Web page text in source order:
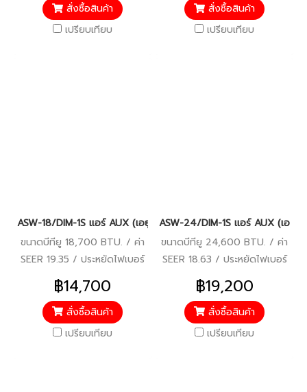
อื่นๆ 5 ปี / ราคารวมติดตั้ง
แล้ว*
สั่งซื้อสินค้า
เปรียบเทียบ
อื่นๆ 5 ปี / ราคารวมติดตั้ง
แล้ว*
สั่งซื้อสินค้า
เปรียบเทียบ
ASW-18/DIM-1S แอร์ AUX (เอยูเอ็กซ์) อินเวอร์เตอร์ น้ำยา R32
ขนาดบีทียู 18,700 BTU. / ค่า
SEER 19.35 / ประหยัดไฟเบอร์
5 (1 ดาว) / รับประกัน
คอมเพรสเซอร์ 10 ปี / อะไหล่
อื่นๆ 5 ปี / ราคารวมติดตั้ง
แล้ว*
฿14,700
สั่งซื้อสินค้า
เปรียบเทียบ
ASW-24/DIM-1S แอร์ AUX (เอยูเ
ขนาดบีทียู 24,600 BTU. / ค่า
SEER 18.63 / ประหยัดไฟเบอร์
5 (1 ดาว) / รับประกัน
คอมเพรสเซอร์ 10 ปี / อะไหล่
อื่นๆ 5 ปี / ราคารวมติดตั้ง
แล้ว*
฿19,200
สั่งซื้อสินค้า
เปรียบเทียบ